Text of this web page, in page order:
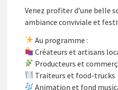
Venez profiter d’une belle
ambiance conviviale et
Au programme :
Créateurs et artisans
Producteurs et
Traiteurs et food-trucks
Animation et fond